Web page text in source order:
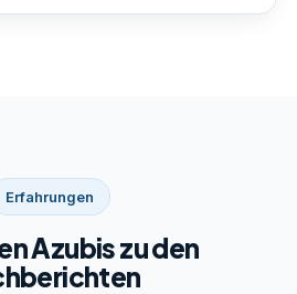
Erfahrungen
Azubis zu den